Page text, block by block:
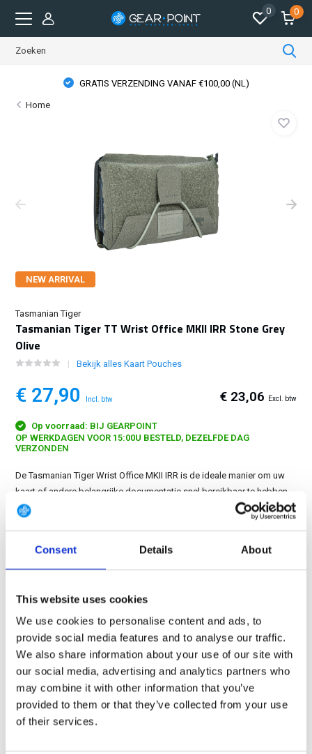
Consent Details About
This website uses cookies
We use cookies to personalise content and ads, to
provide social media features and to analyse our traffic.
We also share information about your use of our site with
our social media, advertising and analytics partners who
may combine it with other information that you’ve
provided to them or that they’ve collected from your use
of their services.
0 0
GRATIS VERZENDING VANAF €100,00 (NL)
Home
NEW ARRIVAL
Tasmanian Tiger
Tasmanian Tiger TT Wrist Office MKII IRR Stone Grey
Olive
Bekijk alles Kaart Pouches
€ 27,90 Incl. btw € 23,06 Excl. btw
Op voorraad: BIJ GEARPOINT
OP WERKDAGEN VOOR 15:00U BESTELD, DEZELFDE DAG
VERZONDEN
De Tasmanian Tiger Wrist Office MKII IRR is de ideale manier om uw
kaart of andere belangrijke documentatie snel bereikbaar te hebben....
Toon meer
GRATIS LEVERING VANAF € 100
24/7 ONLINE WINKELEN
Productomschrijving
Specificaties